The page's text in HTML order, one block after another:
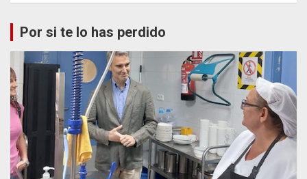
Por si te lo has perdido